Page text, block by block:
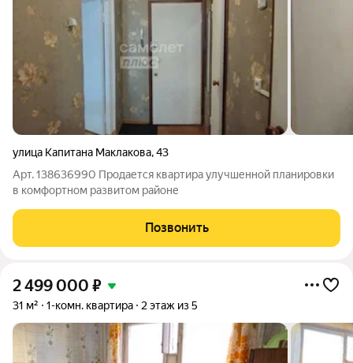
улица Капитана Маклакова,43
Арт. 138636990 Продается квартира улучшенной планировки
в комфортном развитом районе
Позвонить
2 499 000 ₽
31 м² 1-комн. квартира 2 этаж из 5